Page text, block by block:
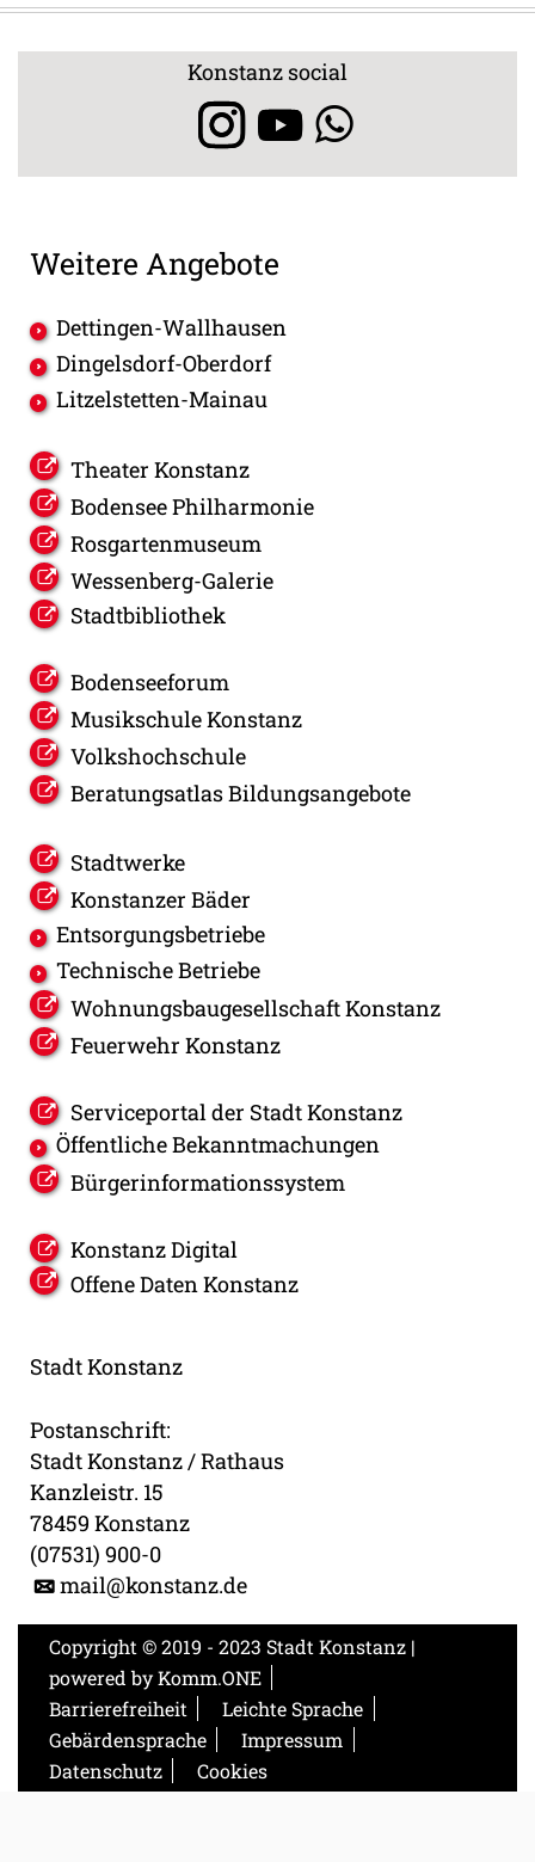
Konstanz social
Weitere Angebote
Dettingen-Wallhausen
Dingelsdorf-Oberdorf
Litzelstetten-Mainau
Theater Konstanz
Bodensee Philharmonie
Rosgartenmuseum
Wessenberg-Galerie
Stadtbibliothek
Bodenseeforum
Musikschule Konstanz
Volkshochschule
Beratungsatlas Bildungsangebote
Stadtwerke
Konstanzer Bäder
Entsorgungsbetriebe
Technische Betriebe
Wohnungsbaugesellschaft Konstanz
Feuerwehr Konstanz
Serviceportal der Stadt Konstanz
Öffentliche Bekanntmachungen
Bürgerinformationssystem
Konstanz Digital
Offene Daten Konstanz
Stadt Konstanz
Postanschrift:
Stadt Konstanz / Rathaus
Kanzleistr. 15
78459 Konstanz
(07531) 900-0
mail@konstanz.de
Copyright © 2019 - 2023 Stadt Konstanz |
powered byKomm.ONE
Barrierefreiheit
Leichte Sprache
Gebärdensprache
Impressum
Datenschutz
Cookies